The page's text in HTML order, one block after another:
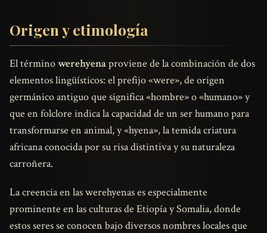
Origen y etimología
El términowerehyenaproviene de la combinación de dos
elementos lingüísticos: el prefijo «were», de origen
germánico antiguo que significa «hombre» o «humano» y
que en folclore indica la capacidad de un ser humano para
transformarse en animal, y «hyena», la temida criatura
africana conocida por su risa distintiva y su naturaleza
carroñera.
La creencia en las werehyenas es especialmente
prominente en las culturas de Etiopía y Somalia, donde
estos seres se conocen bajo diversos nombres locales que